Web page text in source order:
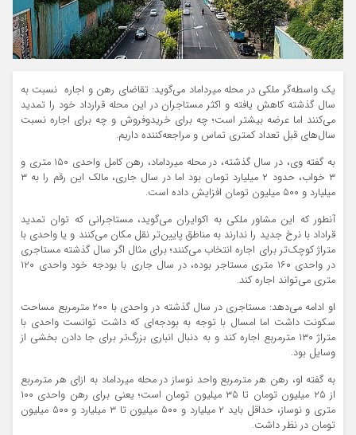
یک واسطه‌گر ملکی در محله میرداماد می‌گوید: تقاضای رهن و اجاره نسبت به
سال گذشته کاهش یافته و اکثر مستاجران در این محله قرارداد خود را تمدید
می‌کنند اما عرضه بیشتر است؛ چه برای خریدوفروش و چه برای اجاره نسبت
سال‌های قبل تعداد کمتری تماس و مراجعه‌کننده داریم.
به گفته وی، در سال گذشته، در محله میرداماد، رهن کامل واحدی ۱۵۰ متری و
۳ خواب، حدود ۲ میلیارد تومان بود اما در سال جاری، مالک این رقم را به ۳
میلیارد و ۵۰۰ میلیون تومان افزایش داده است.
آنطور که این مشاور ملکی به اکوایران می‌گوید، مستاجرانی که توان تمدید
قراداد با نرخ جدید را ندارند به مناطق پایین‌تر نقل مکان می‌کنند و یا واحدی با
متراژ کوچک‌تر برای اجاره انتخاب می‌کنند؛ برای مثال اگر سال گذشته مستاجری
در واحدی ۱۶۰ متری مستاجر بوده، در سال جاری با بودجه خود واحدی ۱۲۰
متری می‌تواند اجاره کند.
او ادامه می‌دهد: مستاجری در سال گذشته در واحدی با ۲۰۰ مترمربع مساحت
سکونت داشت اما امسال با توجه به بودجه‌ای که داشت توانست واحدی با
متراژ ۱۳۰ مترمربع اجاره کند و به دنبال انباری بزرگ‌تر برای جا دادن بخشی از
وسایل بود.
به گفته او، رهن هر مترمربع واحد نوساز در محله میرداماد به ازای هر مترمربع
از ۲۵ میلیون تومان تا ۳۵ میلیون تومان است؛ یعنی برای رهن واحدی ۱۰۰
متری و نوساز، حداقل باید ۲ میلیارد و ۵۰۰ میلیون تا ۳ میلیارد و ۵۰۰ میلیون
تومان در نظر داشت.